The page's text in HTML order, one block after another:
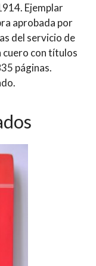
Ejemplar
aprobada por
del servicio de
cuero con títulos
páginas.